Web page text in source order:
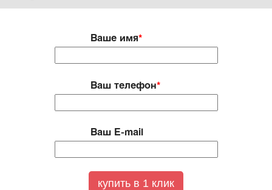
Ваше имя*
Ваш телефон*
Ваш E-mail